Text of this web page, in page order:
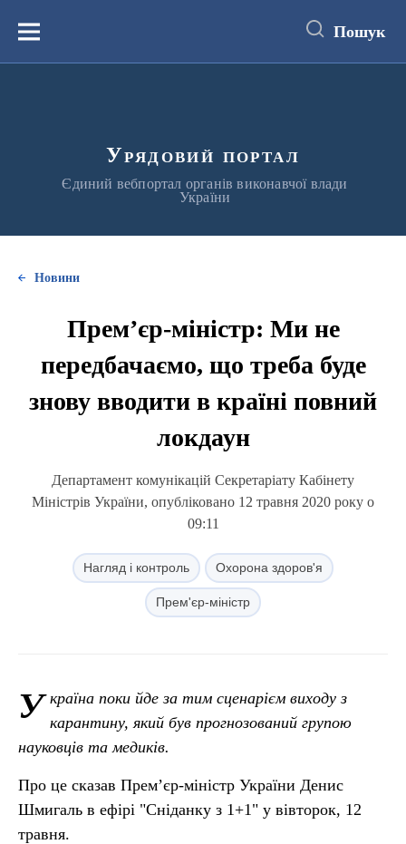
вмістуМеню Пошук
Урядовий портал
Єдиний вебпортал органів виконавчої влади
України
Новини
Прем’єр-міністр: Ми не
передбачаємо, що треба буде
знову вводити в країні повний
локдаун
Департамент комунікацій Секретаріату Кабінету
Міністрів України, опубліковано 12 травня 2020 року о
09:11
Нагляд і контроль Охорона здоров'я
Прем'єр-міністр
У країна поки йде за тим сценарієм виходу з
карантину, який був прогнозований групою
науковців та медиків.
Про це сказав Прем’єр-міністр України Денис
Шмигаль в ефірі "Сніданку з 1+1" у вівторок, 12
травня.